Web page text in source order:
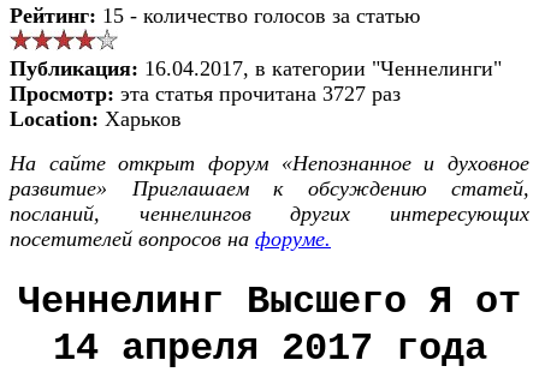
Рейтинг: 15 - количество голосов за статью
Публикация: 16.04.2017, в категории "Ченнелинги"
Просмотр: эта статья прочитана 3727 раз
Location: Харьков
На сайте открыт форум «Непознанное и духовное
развитие» Приглашаем к обсуждению статей,
посланий, ченнелингов других интересующих
посетителей вопросов на форуме.
Ченнелинг Высшего Я от
14 апреля 2017 года